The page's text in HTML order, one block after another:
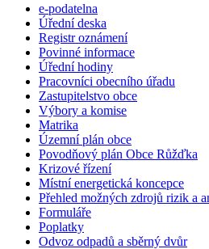
e-podatelna
Úřední deska
Registr oznámení
Povinné informace
Úřední hodiny
Pracovníci obecního úřadu
Zastupitelstvo obce
Výbory a komise
Matrika
Územní plán obce
Povodňový plán Obce Růžďka
Krizové řízení
Místní energetická koncepce
Přehled možných zdrojů rizik a
Formuláře
Poplatky
Odvoz odpadů a sběrný dvůr